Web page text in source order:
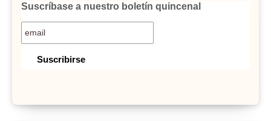
Suscríbase a nuestro boletín quincenal